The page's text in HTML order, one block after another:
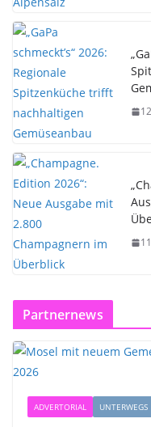
Partnernews
ADVERTORIAL UNTERWEGS